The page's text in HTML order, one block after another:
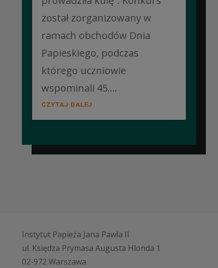
został zorganizowany w
ramach obchodów Dnia
Papieskiego, podczas
którego uczniowie
wspominali 45....
CZYTAJ DALEJ
Instytut Papieża Jana Pawła II
ul. Księdza Prymasa Augusta Hlonda 1
02-972 Warszawa